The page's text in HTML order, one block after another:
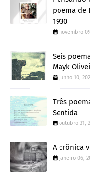
poema de
1930
novembro
Seis
Mayk
junho 10,
Três
Sentida
outubro 31,
A crônica
janeiro 06,